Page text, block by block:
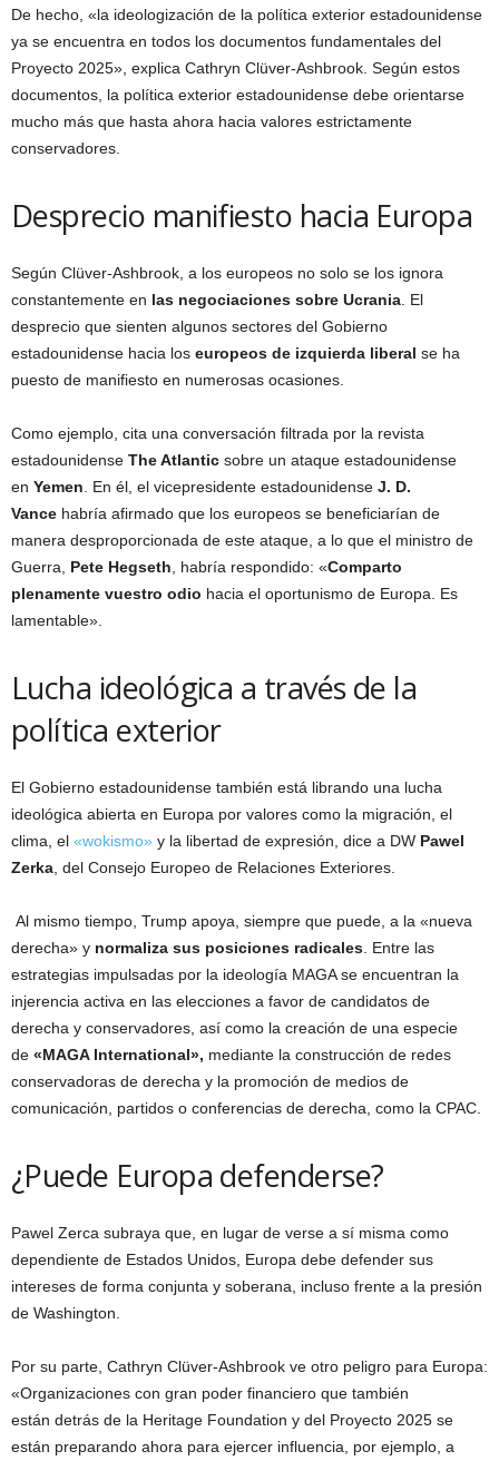
De hecho, «la ideologización de la política exterior estadounidense
ya se encuentra en todos los documentos fundamentales del
Proyecto 2025», explica Cathryn Clüver-Ashbrook. Según estos
documentos, la política exterior estadounidense debe orientarse
mucho más que hasta ahora hacia valores estrictamente
conservadores.
Desprecio manifiesto hacia Europa
Según Clüver-Ashbrook, a los europeos no solo se los ignora
constantemente en las negociaciones sobre Ucrania . El
desprecio que sienten algunos sectores del Gobierno
estadounidense hacia los europeos de izquierda liberal se ha
puesto de manifiesto en numerosas ocasiones.
Como ejemplo, cita una conversación filtrada por la revista
estadounidense The Atlantic sobre un ataque estadounidense
en Yemen . En él, el vicepresidente estadounidense J. D.
Vance habría afirmado que los europeos se beneficiarían de
manera desproporcionada de este ataque, a lo que el ministro de
Guerra, Pete Hegseth , habría respondido: «Comparto
plenamente vuestro odio hacia el oportunismo de Europa. Es
lamentable».
Lucha ideológica a través de la
política exterior
El Gobierno estadounidense también está librando una lucha
ideológica abierta en Europa por valores como la migración, el
clima, el «wokismo» y la libertad de expresión, dice a DW Pawel
Zerka , del Consejo Europeo de Relaciones Exteriores.
Al mismo tiempo, Trump apoya, siempre que puede, a la «nueva
derecha» y normaliza sus posiciones radicales . Entre las
estrategias impulsadas por la ideología MAGA se encuentran la
injerencia activa en las elecciones a favor de candidatos de
derecha y conservadores, así como la creación de una especie
de «MAGA International», mediante la construcción de redes
conservadoras de derecha y la promoción de medios de
comunicación, partidos o conferencias de derecha, como la CPAC.
¿Puede Europa defenderse?
Pawel Zerca subraya que, en lugar de verse a sí misma como
dependiente de Estados Unidos, Europa debe defender sus
intereses de forma conjunta y soberana, incluso frente a la presión
de Washington.
Por su parte, Cathryn Clüver-Ashbrook ve otro peligro para Europa:
«Organizaciones con gran poder financiero que también
están detrás de la Heritage Foundation y del Proyecto 2025 se
están preparando ahora para ejercer influencia, por ejemplo, a